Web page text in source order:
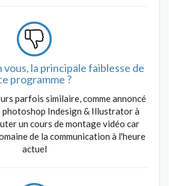
vous, la principale faiblesse de
programme ?
parfois similaire, comme annoncé
photoshop Indesign & Illustrator à
un cours de montage vidéo car
de la communication à l'heure
actuel